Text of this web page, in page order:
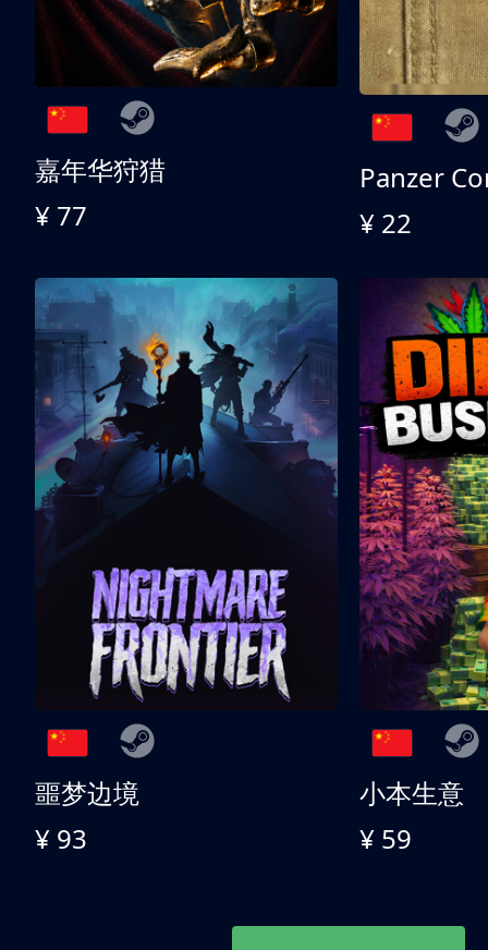
嘉年华狩猎
¥ 77
¥ 22
噩梦边境
¥ 93
小本生意
¥ 59